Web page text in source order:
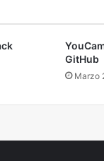
GitHub
Marzo